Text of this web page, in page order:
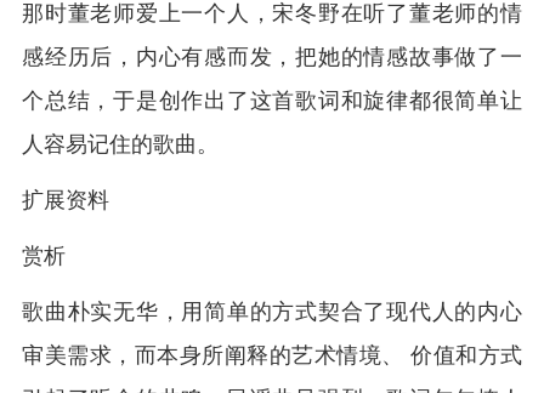
那时董老师爱上一个人，宋冬野在听了董老师的情
感经历后，内心有感而发，把她的情感故事做了一
个总结，于是创作出了这首歌词和旋律都很简单让
人容易记住的歌曲。
扩展资料
赏析
歌曲朴实无华，用简单的方式契合了现代人的内心
审美需求，而本身所阐释的艺术情境、 价值和方式